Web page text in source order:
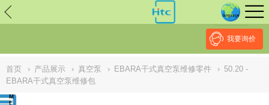
// replaced by scott on 2026/7/20 reason: high risk: Unsafe
Implementation Of Subresource Integrity /**/ // ------------------------------
我要询价
首页 › 产品展示 › 真空泵 › EBARA干式真空泵维修零件 › 50.20 -
EBARA干式真空泵维修包